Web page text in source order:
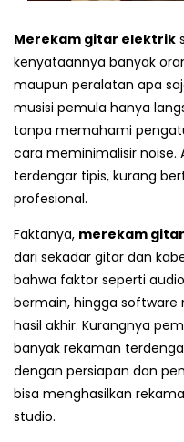
Merekam gitar elektrik
kenyataannya banyak
maupun peralatan apa
musisi pemula hanya
tanpa memahami
cara meminimalisir noise.
terdengar tipis, kurang
profesional.
Faktanya, merekam
dari sekadar gitar dan
bahwa faktor seperti
bermain, hingga
hasil akhir. Kurangnya
banyak rekaman
dengan persiapan dan
bisa menghasilkan
studio.